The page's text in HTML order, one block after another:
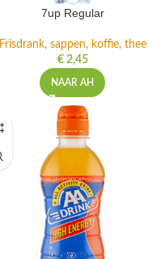
7up Regular
Frisdrank, sappen, koffie, thee
€2,45
NAAR AH